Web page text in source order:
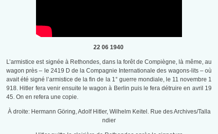
22 06 1940
L’armistice est signée à Rethondes, dans la forêt de Compiègne, là même, au
wagon près – le 2419 D de la Compagnie Internationale des wagons-lits – où
avait été signé l’armistice de la fin de la 1° guerre mondiale, le 11 novembre 1
918. Hitler fera venir ensuite le wagon à Berlin puis le fera détruire en avril 19
45. On en refera une copie.
À droite: Hermann Göring, Adolf Hitler, Wilhelm Keitel. Rue des Archives/Talla
ndier